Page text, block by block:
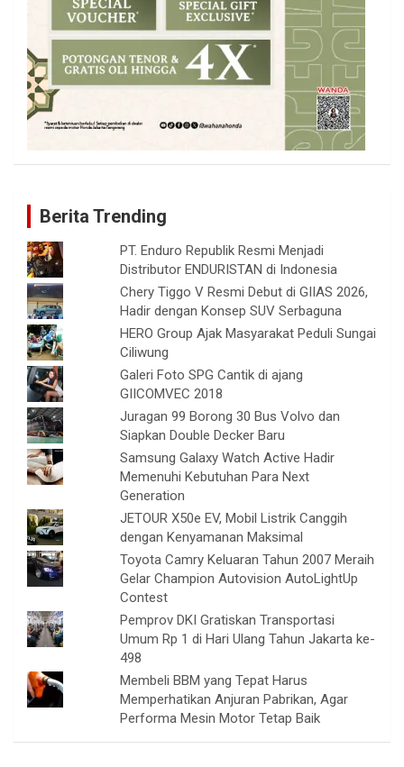
Berita Trending
PT. Enduro Republik Resmi Menjadi
Distributor ENDURISTAN di Indonesia
Chery Tiggo V Resmi Debut di GIIAS 2026,
Hadir dengan Konsep SUV Serbaguna
HERO Group Ajak Masyarakat Peduli Sungai
Ciliwung
Galeri Foto SPG Cantik di ajang
GIICOMVEC 2018
Juragan 99 Borong 30 Bus Volvo dan
Siapkan Double Decker Baru
Samsung Galaxy Watch Active Hadir
Memenuhi Kebutuhan Para Next
Generation
JETOUR X50e EV, Mobil Listrik Canggih
dengan Kenyamanan Maksimal
Toyota Camry Keluaran Tahun 2007 Meraih
Gelar Champion Autovision AutoLightUp
Contest
Pemprov DKI Gratiskan Transportasi
Umum Rp 1 di Hari Ulang Tahun Jakarta ke-
498
Membeli BBM yang Tepat Harus
Memperhatikan Anjuran Pabrikan, Agar
Performa Mesin Motor Tetap Baik